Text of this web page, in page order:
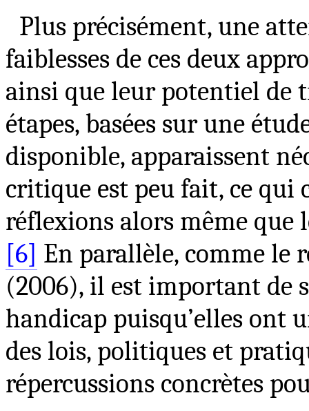
Plus précisément, une
faiblesses de ces deux
ainsi que leur potentiel de
étapes, basées sur une
disponible, apparaissent
critique est peu fait, ce qui
réflexions alors même que
[6] En parallèle, comme le
(2006), il est important de
handicap puisqu’elles ont
des lois, politiques et
répercussions concrètes